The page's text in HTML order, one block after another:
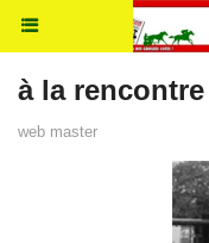
à la
web master